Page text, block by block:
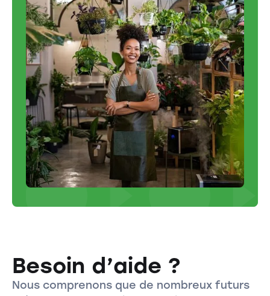
Besoin d’aide ?
Nous comprenons que de nombreux futurs